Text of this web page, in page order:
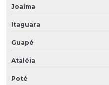
Joaíma
Itaguara
Guapé
Ataléia
Poté